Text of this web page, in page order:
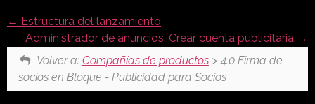
Estructura del lanzamiento
Administrador de anuncios: Crear cuenta publicitaria
Volver a: Compañías de productos> 4.0 Firma de
socios en Bloque - Publicidad para Socios